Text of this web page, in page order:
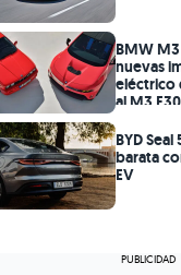
BMW
nuevas
eléctrico
al M3 E30
BYD
barata
EV